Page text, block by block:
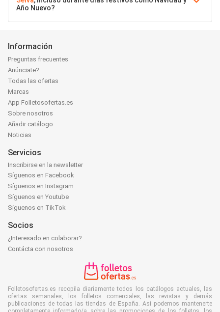
Año Nuevo?
Información
Preguntas frecuentes
Anúnciate?
Todas las ofertas
Marcas
App Folletosofertas.es
Sobre nosotros
Añadir catálogo
Noticias
Servicios
Inscribirse en la newsletter
Síguenos en Facebook
Síguenos en Instagram
Síguenos en Youtube
Síguenos en TikTok
Socios
¿Interesado en colaborar?
Contácta con nosotros
Folletosofertas.es recopila diariamente todos los catálogos actuales, las
ofertas semanales, los folletos comerciales, las revistas y demás
publicaciones de todas las tiendas de España. Así podemos mantenerte